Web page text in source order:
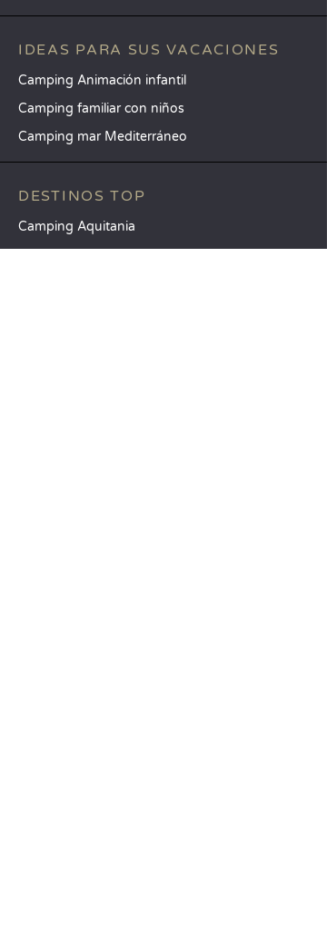
IDEAS PARA SUS VACACIONES
Camping Animación infantil
Camping familiar con niños
Camping mar Mediterráneo
DESTINOS TOP
Camping Aquitania